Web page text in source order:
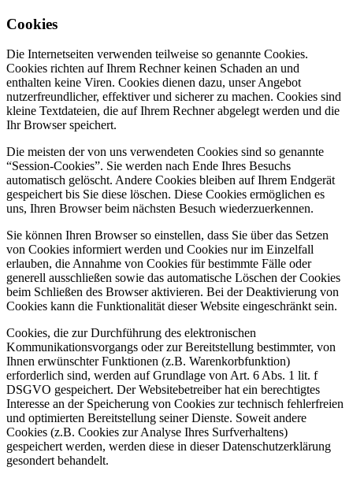
Cookies
Die Internetseiten verwenden teilweise so genannte Cookies.
Cookies richten auf Ihrem Rechner keinen Schaden an und
enthalten keine Viren. Cookies dienen dazu, unser Angebot
nutzerfreundlicher, effektiver und sicherer zu machen. Cookies sind
kleine Textdateien, die auf Ihrem Rechner abgelegt werden und die
Ihr Browser speichert.
Die meisten der von uns verwendeten Cookies sind so genannte
“Session-Cookies”. Sie werden nach Ende Ihres Besuchs
automatisch gelöscht. Andere Cookies bleiben auf Ihrem Endgerät
gespeichert bis Sie diese löschen. Diese Cookies ermöglichen es
uns, Ihren Browser beim nächsten Besuch wiederzuerkennen.
Sie können Ihren Browser so einstellen, dass Sie über das Setzen
von Cookies informiert werden und Cookies nur im Einzelfall
erlauben, die Annahme von Cookies für bestimmte Fälle oder
generell ausschließen sowie das automatische Löschen der Cookies
beim Schließen des Browser aktivieren. Bei der Deaktivierung von
Cookies kann die Funktionalität dieser Website eingeschränkt sein.
Cookies, die zur Durchführung des elektronischen
Kommunikationsvorgangs oder zur Bereitstellung bestimmter, von
Ihnen erwünschter Funktionen (z.B. Warenkorbfunktion)
erforderlich sind, werden auf Grundlage von Art. 6 Abs. 1 lit. f
DSGVO gespeichert. Der Websitebetreiber hat ein berechtigtes
Interesse an der Speicherung von Cookies zur technisch fehlerfreien
und optimierten Bereitstellung seiner Dienste. Soweit andere
Cookies (z.B. Cookies zur Analyse Ihres Surfverhaltens)
gespeichert werden, werden diese in dieser Datenschutzerklärung
gesondert behandelt.